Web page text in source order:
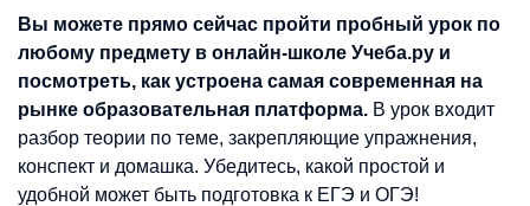
Вы можете прямо сейчас пройти пробный урок по
любому предмету в онлайн-школе Учеба.ру и
посмотреть, как устроена самая современная на
рынке образовательная платформа. В урок входит
разбор теории по теме, закрепляющие упражнения,
конспект и домашка. Убедитесь, какой простой и
удобной может быть подготовка к ЕГЭ и ОГЭ!